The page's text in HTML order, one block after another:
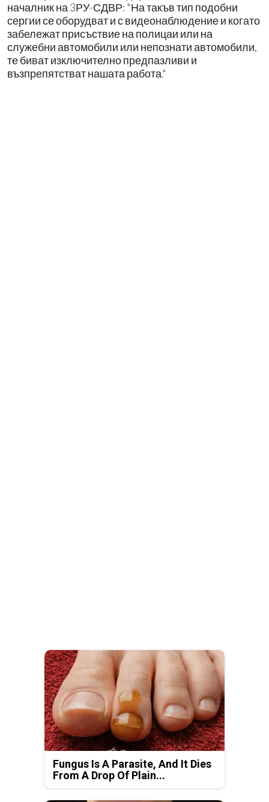
началник на 3РУ-СДВР: "На такъв тип подобни
сергии се оборудват и с видеонаблюдение и когато
забележат присъствие на полицаи или на
служебни автомобили или непознати автомобили,
те биват изключително предпазливи и
възпрепятстват нашата работа."
Fungus Is A Parasite, And It Dies
From A Drop Of Plain...